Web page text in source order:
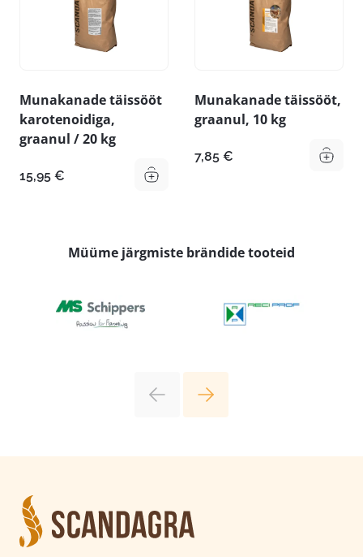
Munakanade täissööt
karotenoidiga,
graanul / 20 kg
15,95 €
Munakanade täissööt,
graanul, 10 kg
7,85 €
Müüme järgmiste brändide tooteid